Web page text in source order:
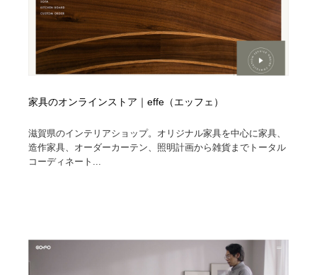
家具のオンラインストア｜effe（エッフェ）
滋賀県のインテリアショップ。オリジナル家具を中心に家具、
造作家具、オーダーカーテン、照明計画から雑貨までトータル
コーディネート...